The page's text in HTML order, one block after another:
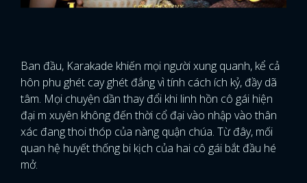
Ban đầu, Karakade khiến mọi người xung quanh, kể cả
hôn phu ghét cay ghét đắng vì tính cách ích kỷ, đầy dã
tâm. Mọi chuyện dần thay đổi khi linh hồn cô gái hiện
đại m xuyên không đến thời cổ đại vào nhập vào thân
xác đang thoi thóp của nàng quận chúa. Từ đây, mối
quan hệ huyết thống bi kịch của hai cô gái bắt đầu hé
mở.